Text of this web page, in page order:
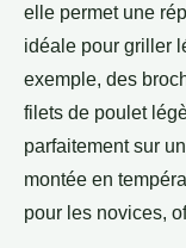
elle permet une
idéale pour griller
exemple, des
filets de poulet
parfaitement sur
montée en
pour les novices,